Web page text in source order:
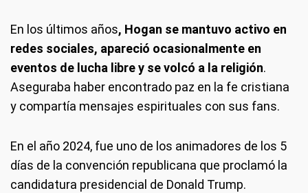
En los últimos años, Hogan se mantuvo activo en
redes sociales, apareció ocasionalmente en
eventos de lucha libre y se volcó a la religión.
Aseguraba haber encontrado paz en la fe cristiana
y compartía mensajes espirituales con sus fans.
En el año 2024, fue uno de los animadores de los 5
días de la convención republicana que proclamó la
candidatura presidencial de Donald Trump.